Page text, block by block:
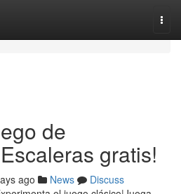
de
gratis!
ago News
Discuss